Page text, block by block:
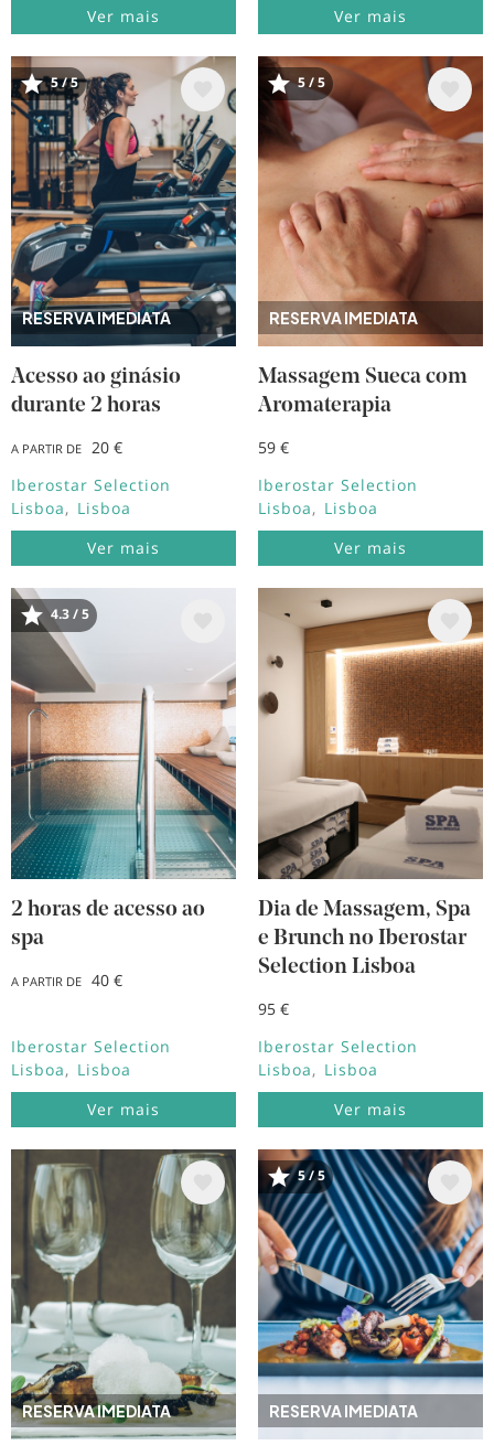
Ver mais Ver mais
RESERVA IMEDIATA
Imagem
5 / 5
Acesso ao ginásio
durante 2 horas
A PARTIR DE
20 €
Iberostar Selection
Lisboa
Lisboa
Ver mais
RESERVA IMEDIATA
Imagem
5 / 5
Massagem Sueca com
Aromaterapia
59 €
Iberostar Selection
Lisboa
Lisboa
Ver mais
Imagem
4.3 / 5
2 horas de acesso ao
spa
A PARTIR DE 40 €
Iberostar Selection
Lisboa
Lisboa
Ver mais
Imagem
Dia de Massagem, Spa
e Brunch no Iberostar
Selection Lisboa
95 €
Iberostar Selection
Lisboa
Lisboa
Ver mais
RESERVA IMEDIATA
Imagem
RESERVA IMEDIATA
Imagem
5 / 5